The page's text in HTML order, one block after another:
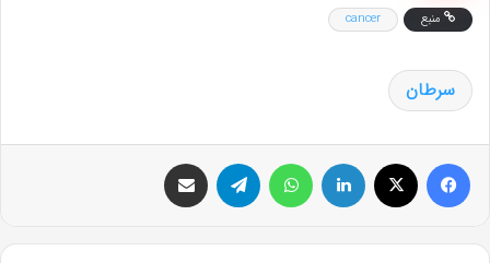
منبع cancer
سرطان